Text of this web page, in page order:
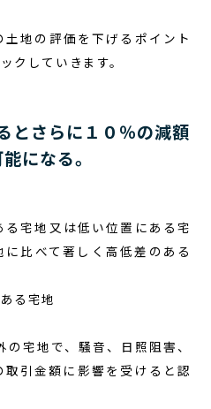
地の評価を下げるポイント
クしていきます。
とさらに１０％の減額
になる。
宅地又は低い位置にある宅
比べて著しく高低差のある
る宅地
宅地で、騒音、日照阻害、
引金額に影響を受けると認